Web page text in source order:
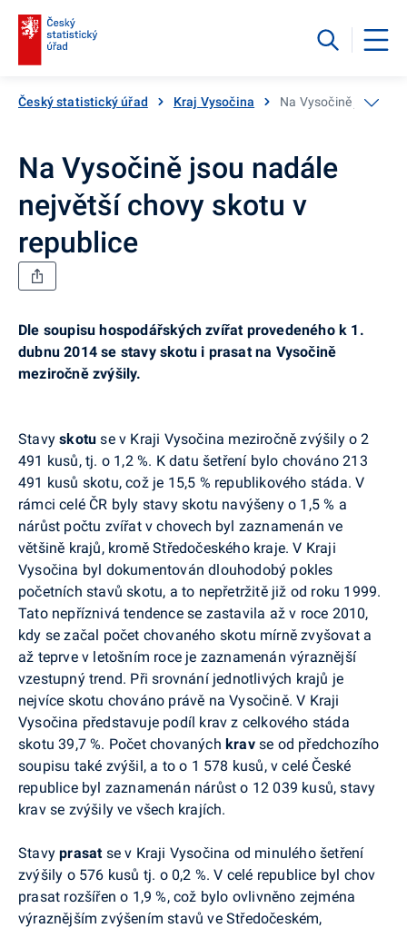
Český statistický úřad Kraj Vysočina Na Vysočině jsou
Na Vysočině jsou nadále
největší chovy skotu v
republice
Dle soupisu hospodářských zvířat provedeného k 1.
dubnu 2014 se stavy skotu i prasat na Vysočině
meziročně zvýšily.
Stavyskotu se v Kraji Vysočina meziročně zvýšily o 2
491 kusů, tj. o 1,2 %. K datu šetření bylo chováno 213
491 kusů skotu, což je 15,5 % republikového stáda. V
rámci celé ČR byly stavy skotu navýšeny o 1,5 % a
nárůst počtu zvířat v chovech byl zaznamenán ve
většině krajů, kromě Středočeského kraje. V Kraji
Vysočina byl dokumentován dlouhodobý pokles
početních stavů skotu, a to nepřetržitě již od roku 1999.
Tato nepříznivá tendence se zastavila až v roce 2010,
kdy se začal počet chovaného skotu mírně zvyšovat a
až teprve v letošním roce je zaznamenán výraznější
vzestupný trend. Při srovnání jednotlivých krajů je
nejvíce skotu chováno právě na Vysočině. V Kraji
Vysočina představuje podíl krav z celkového stáda
skotu 39,7 %. Počet chovaných krav se od předchozího
soupisu také zvýšil, a to o 1 578 kusů, v celé České
republice byl zaznamenán nárůst o 12 039 kusů, stavy
krav se zvýšily ve všech krajích.
Stavyprasat se v Kraji Vysočina od minulého šetření
zvýšily o 576 kusů tj. o 0,2 %. V celé republice byl chov
prasat rozšířen o 1,9 %, což bylo ovlivněno zejména
výraznějším zvýšením stavů ve Středočeském,